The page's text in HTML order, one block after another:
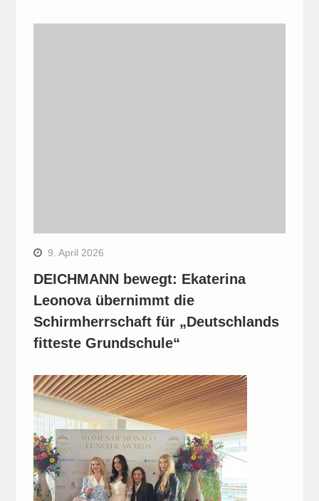
9. April 2026
DEICHMANN bewegt: Ekaterina
Leonova übernimmt die
Schirmherrschaft für „Deutschlands
fitteste Grundschule“